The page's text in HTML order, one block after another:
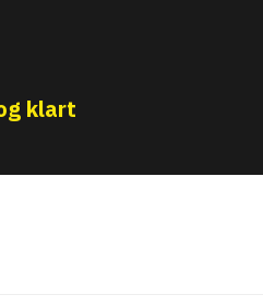
klart